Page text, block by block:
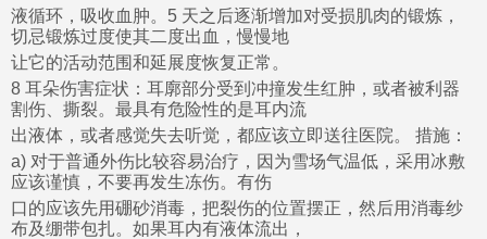
液循环，吸收血肿。5 天之后逐渐增加对受损肌肉的锻炼，
切忌锻炼过度使其二度出血，慢慢地
让它的活动范围和延展度恢复正常。
8 耳朵伤害症状：耳廓部分受到冲撞发生红肿，或者被利器
割伤、撕裂。最具有危险性的是耳内流
出液体，或者感觉失去听觉，都应该立即送往医院。 措施：
a) 对于普通外伤比较容易治疗，因为雪场气温低，采用冰敷
应该谨慎，不要再发生冻伤。有伤
口的应该先用硼砂消毒，把裂伤的位置摆正，然后用消毒纱
布及绷带包扎。如果耳内有液体流出，